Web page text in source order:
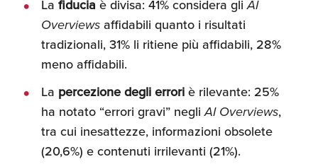
La fiducia è divisa: 41% considera gliAI
Overviews affidabili quanto i risultati
tradizionali, 31% li ritiene più affidabili, 28%
meno affidabili.
La percezione degli errori è rilevante: 25%
ha notato “errori gravi” negliAI Overviews,
tra cui inesattezze, informazioni obsolete
(20,6%) e contenuti irrilevanti (21%).